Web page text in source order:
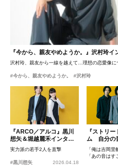
『今から、親友やめようか。』沢村玲イ
沢村玲、親友から一線を越えて…理想の恋愛像に
#今から、親友やめようか。 #沢村玲
『ARCO／アルコ』黒川
想矢＆堀越麗禾インタビ
ュー
実力派の若手2人を直撃
#黒川想矢 2026.04.18
『ストリ
ム 自分の
せ。』峯田
也、吉岡
ー
「俺は吉岡里
「あの音は